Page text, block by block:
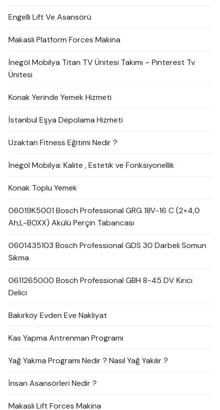
Engelli Lift Ve Asansörü
Makaslı Platform Forces Makina
İnegöl Mobilya Titan TV Ünitesi Takımı – Pinterest Tv
Ünitesi
Konak Yerinde Yemek Hizmeti
İstanbul Eşya Depolama Hizmeti
Uzaktan Fitness Eğitimi Nedir ?
İnegöl Mobilya: Kalite , Estetik ve Fonksiyonellik
Konak Toplu Yemek
06019K5001 Bosch Professional GRG 18V-16 C (2×4,0
Ah,L-BOXX) Akülü Perçin Tabancası
0601435103 Bosch Professional GDS 30 Darbeli Somun
Sıkma
0611265000 Bosch Professional GBH 8-45 DV Kırıcı
Delici
Bakırköy Evden Eve Nakliyat
Kas Yapma Antrenman Programı
Yağ Yakma Programı Nedir ? Nasıl Yağ Yakılır ?
İnsan Asansörleri Nedir ?
Makaslı Lift Forces Makina